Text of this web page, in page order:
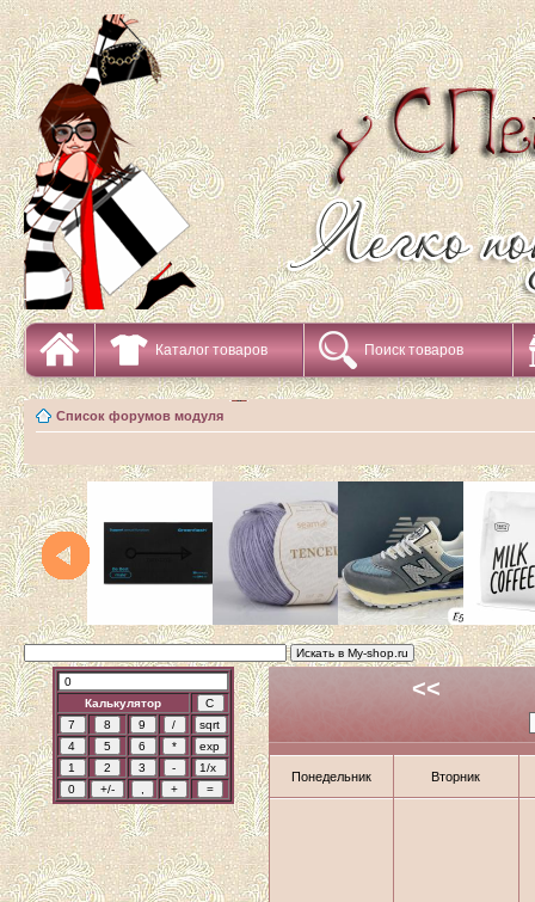
Каталог товаров Поиск товаров
Список форумов модуля
Калькулятор
<<
Понедельник Вторник